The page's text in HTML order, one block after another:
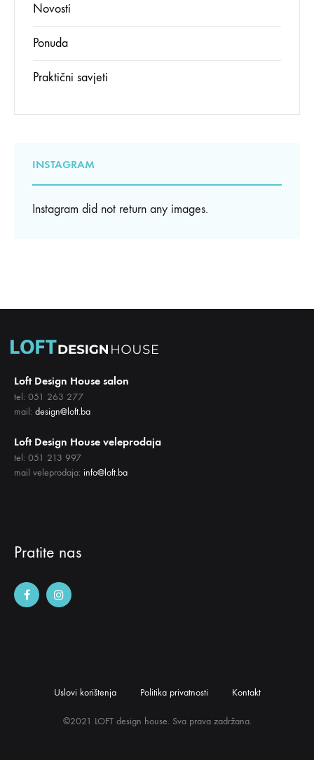
Novosti
Ponuda
Praktični savjeti
INSTAGRAM
Instagram did not return any images.
Loft Design House salon
tel: 051 263 277
mail: design@loft.ba
Loft Design House veleprodaja
tel: 051 213 997
mail veleprodaja: info@loft.ba
Pratite nas
©2021 LOFT design house. Sva prava zadržana.
Uslovi korištenja Politika privatnosti Kontakt